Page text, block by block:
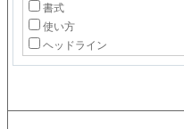
書式
使い方
ヘッドライン